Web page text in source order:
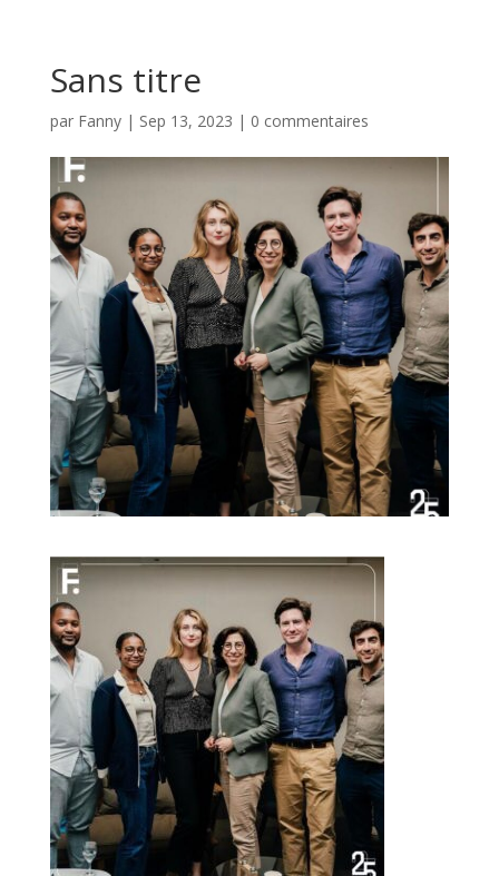
Sans titre
par Fanny| Sep 13, 2023 | 0 commentaires